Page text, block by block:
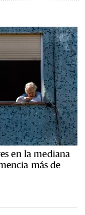
en la mediana
más de